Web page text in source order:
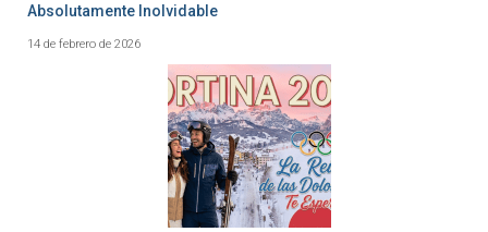
Absolutamente Inolvidable
14 de febrero de 2026